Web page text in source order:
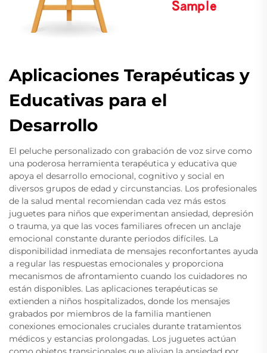
Aplicaciones Terapéuticas y
Educativas para el
Desarrollo
El peluche personalizado con grabación de voz sirve como
una poderosa herramienta terapéutica y educativa que
apoya el desarrollo emocional, cognitivo y social en
diversos grupos de edad y circunstancias. Los profesionales
de la salud mental recomiendan cada vez más estos
juguetes para niños que experimentan ansiedad, depresión
o trauma, ya que las voces familiares ofrecen un anclaje
emocional constante durante periodos difíciles. La
disponibilidad inmediata de mensajes reconfortantes ayuda
a regular las respuestas emocionales y proporciona
mecanismos de afrontamiento cuando los cuidadores no
están disponibles. Las aplicaciones terapéuticas se
extienden a niños hospitalizados, donde los mensajes
grabados por miembros de la familia mantienen
conexiones emocionales cruciales durante tratamientos
médicos y estancias prolongadas. Los juguetes actúan